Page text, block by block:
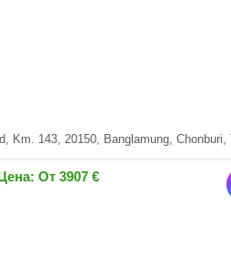
Km. 143, 20150, Banglamung,
От 3907 €